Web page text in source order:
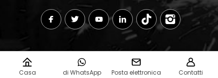
Casa di WhatsApp Posta elettronica Contatti